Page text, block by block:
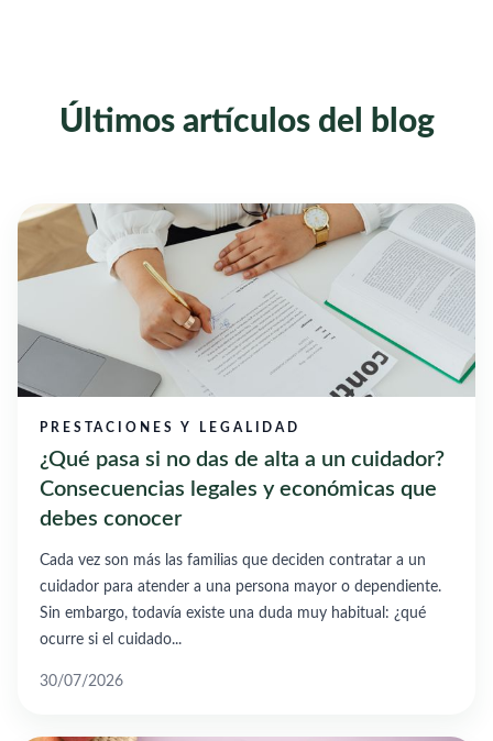
Últimos artículos del blog
PRESTACIONES Y LEGALIDAD
¿Qué pasa si no das de alta a un cuidador?
Consecuencias legales y económicas que
debes conocer
Cada vez son más las familias que deciden contratar a un
cuidador para atender a una persona mayor o dependiente.
Sin embargo, todavía existe una duda muy habitual: ¿qué
ocurre si el cuidado...
30/07/2026